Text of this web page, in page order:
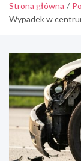
Strona główna
Wypadek w